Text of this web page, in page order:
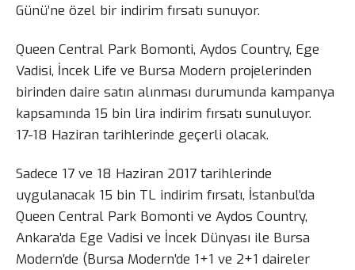
Günü’ne özel bir indirim fırsatı sunuyor.
Queen Central Park Bomonti, Aydos Country, Ege
Vadisi, İncek Life ve Bursa Modern projelerinden
birinden daire satın alınması durumunda kampanya
kapsamında 15 bin lira indirim fırsatı sunuluyor.
17-18 Haziran tarihlerinde geçerli olacak.
Sadece 17 ve 18 Haziran 2017 tarihlerinde
uygulanacak 15 bin TL indirim fırsatı, İstanbul’da
Queen Central Park Bomonti ve Aydos Country,
Ankara’da Ege Vadisi ve İncek Dünyası ile Bursa
Modern’de (Bursa Modern’de 1+1 ve 2+1 daireler